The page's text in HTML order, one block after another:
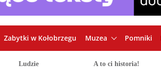
Zabytki w Kołobrzegu Muzea Pomniki
Ludzie A to ci historia!